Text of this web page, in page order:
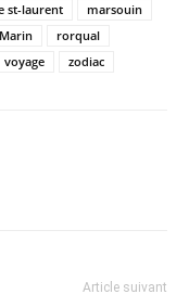
st-laurent
marsouin
rorqual
voyage zodiac
Article suivant